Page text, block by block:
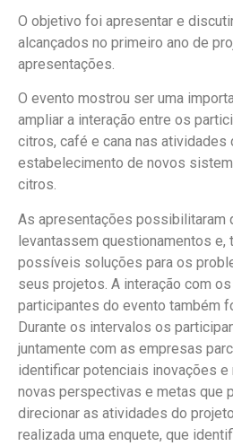
O objetivo foi apresentar e
alcançados no primeiro ano de
apresentações.
O evento mostrou ser uma
ampliar a interação entre os
citros, café e cana nas atividades
estabelecimento de novos
citros.
As apresentações possibilitaram
levantassem questionamentos e,
possíveis soluções para os
seus projetos. A interação com
participantes do evento também
Durante os intervalos os
juntamente com as empresas
identificar potenciais inovações e
novas perspectivas e metas que
direcionar as atividades do
realizada uma enquete, que